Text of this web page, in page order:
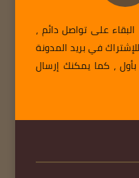
على تواصل دائم ،
في بريد المدونة
بأول ، كما يمكنك إرسال